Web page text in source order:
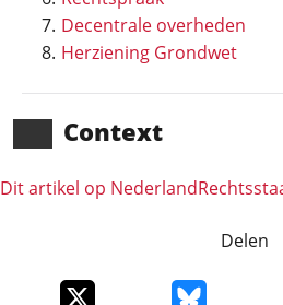
Decentrale overheden
Herziening Grondwet
Context
Dit artikel op
Delen
Deel dit item op XDeel dit item